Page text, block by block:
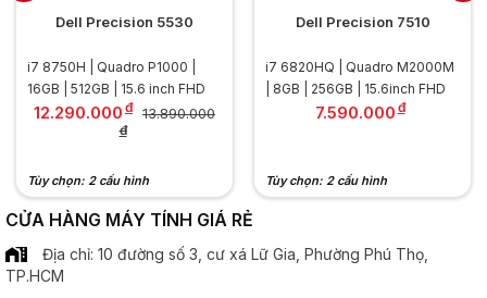
Màn hình
Kích thước:
.............................................................................................
Độ phân giải:Full HD (1920 x 1080)
.............................................................................................
.............................................................................................
Công nghệ MH:Công nghệ Anti Grale
Công nghệ IPS
Bộ xử lý đồ hoạ
Dell Precision 5530
i7 8750H | Quadro P1000 |
16GB | 512GB | 15.6 inch FHD
12.290.000 đ 13.890.000
đ
Tùy chọn: 2 cấu hình
Dell Precision 7510
i7 6820HQ | Quadro M2000M
| 8GB | 256GB | 15.6inch FHD
7.590.000 đ
Tùy chọn: 2 cấu hình
CỬA HÀNG MÁY TÍNH GIÁ RẺ
Địa chỉ: 10 đường số 3, cư xá Lữ Gia, Phường Phú Thọ,
TP.HCM